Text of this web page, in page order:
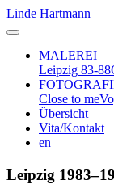
Linde Hartmann
MALEREI
Leipzig 83-88
Close to me
Übersicht
Vita/Kontakt
en
Leipzig